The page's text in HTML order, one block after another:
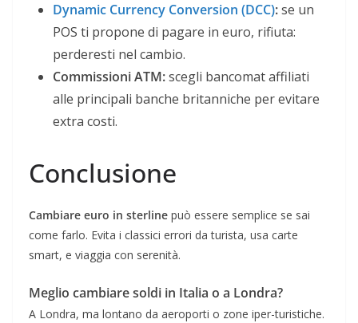
Dynamic Currency Conversion (DCC):se un
POS ti propone di pagare in euro, rifiuta:
perderesti nel cambio.
Commissioni ATM:scegli bancomat affiliati
alle principali banche britanniche per evitare
extra costi.
Conclusione
Cambiare euro in sterline può essere semplice se sai
come farlo. Evita i classici errori da turista, usa carte
smart, e viaggia con serenità.
Meglio cambiare soldi in Italia o a Londra?
A Londra, ma lontano da aeroporti o zone iper-turistiche.